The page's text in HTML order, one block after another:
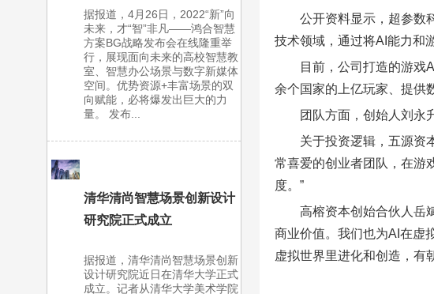
据报道，4月26日，2022“新”向
未来，才“智”非凡——鸿合智慧
方案BG战略发布会在线隆重举
行，展现面向未来的高校智慧教
室、智慧办公场景与数字新媒体
空间。优势资源+丰富场景的双
向赋能，必将爆发出巨大的力
量。 发布...
清华清尚智慧场景创新设计
研究院正式成立
据报道，清华清尚智慧场景创新
设计研究院近日在清华大学正式
成立。记者从清华大学美术学院
公开资料显示，超参数
技术领域，通过将AI能力和
目前，公司打造的游戏
余个国家的上亿玩家、提供
团队方面，创始人刘永
关于投资逻辑，五源资
常喜爱的创业者团队，在游
度。”
高榕资本创始合伙人岳
商业价值。我们也为AI在虚
虚拟世界里进化和创造，有